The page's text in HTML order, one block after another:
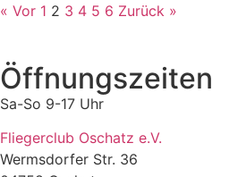
« Vor 1 2 3 4 5 6 Zurück »
Öffnungszeiten
Sa-So 9-17 Uhr
Fliegerclub Oschatz e.V.
Wermsdorfer Str. 36